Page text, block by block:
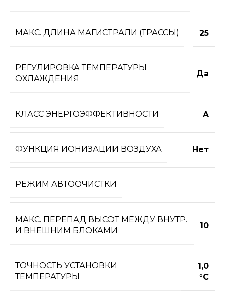
МАКС. ДЛИНА МАГИСТРАЛИ (ТРАССЫ) 25
РЕГУЛИРОВКА ТЕМПЕРАТУРЫ
ОХЛАЖДЕНИЯ
Да
КЛАСС ЭНЕРГОЭФФЕКТИВНОСТИ A
ФУНКЦИЯ ИОНИЗАЦИИ ВОЗДУХА Нет
РЕЖИМ АВТООЧИСТКИ
МАКС. ПЕРЕПАД ВЫСОТ МЕЖДУ ВНУТР.
И ВНЕШНИМ БЛОКАМИ
10
ТОЧНОСТЬ УСТАНОВКИ
ТЕМПЕРАТУРЫ
1,0
°С